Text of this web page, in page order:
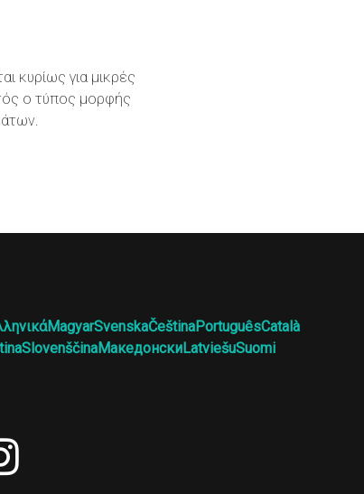
κυρίως για μικρές
ο τύπος μορφής
MagyarSvenskaČeštinaPortuguêsCatalà
SlovenščinaМакедонскиLatviešuSuomi